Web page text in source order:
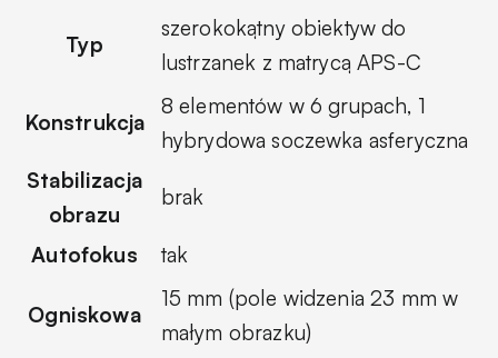
Typ
szerokokątny obiektyw do
lustrzanek z matrycą APS-C
Konstrukcja
8 elementów w 6 grupach, 1
hybrydowa soczewka asferyczna
Stabilizacja
obrazu
brak
Autofokus tak
Ogniskowa
15 mm (pole widzenia 23 mm w
małym obrazku)